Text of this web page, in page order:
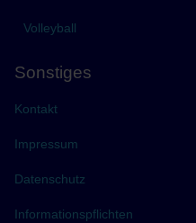
Volleyball
Sonstiges
Kontakt
Impressum
Datenschutz
Informationspflichten